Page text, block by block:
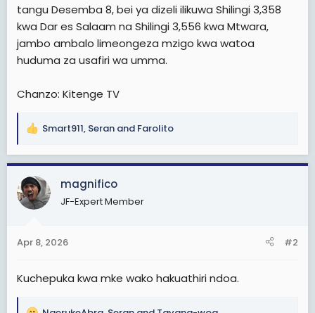
tangu Desemba 8, bei ya dizeli ilikuwa Shilingi 3,358
kwa Dar es Salaam na Shilingi 3,556 kwa Mtwara,
jambo ambalo limeongeza mzigo kwa watoa
huduma za usafiri wa umma.
Chanzo: Kitenge TV
R
a
c
t
i
s
Smart911, Seran and Farolito
magnifico
JF-Expert Member
Apr 8, 2026 #2
Kuchepuka kwa mke wako hakuathiri ndoa.